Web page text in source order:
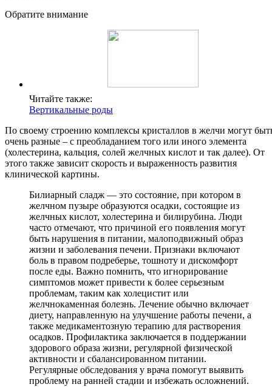
Обратите внимание
Читайте также:
Вертикальные роды
По своему строению комплексы кристаллов в желчи могут
очень разные – с преобладанием того или иного элемента
(холестерина, кальция, солей желчных кислот и так далее). От
этого также зависит скорость и выраженность развития
клинической картины.
Билиарный сладж — это состояние, при котором в
желчном пузыре образуются осадки, состоящие из
желчных кислот, холестерина и билирубина. Люди
часто отмечают, что причиной его появления могут
быть нарушения в питании, малоподвижный образ
жизни и заболевания печени. Признаки включают
боль в правом подреберье, тошноту и дискомфорт
после еды. Важно помнить, что игнорирование
симптомов может привести к более серьезным
проблемам, таким как холецистит или
желчнокаменная болезнь. Лечение обычно включает
диету, направленную на улучшение работы печени, а
также медикаментозную терапию для растворения
осадков. Профилактика заключается в поддержании
здорового образа жизни, регулярной физической
активности и сбалансированном питании.
Регулярные обследования у врача помогут выявить
проблему на ранней стадии и избежать осложнений.